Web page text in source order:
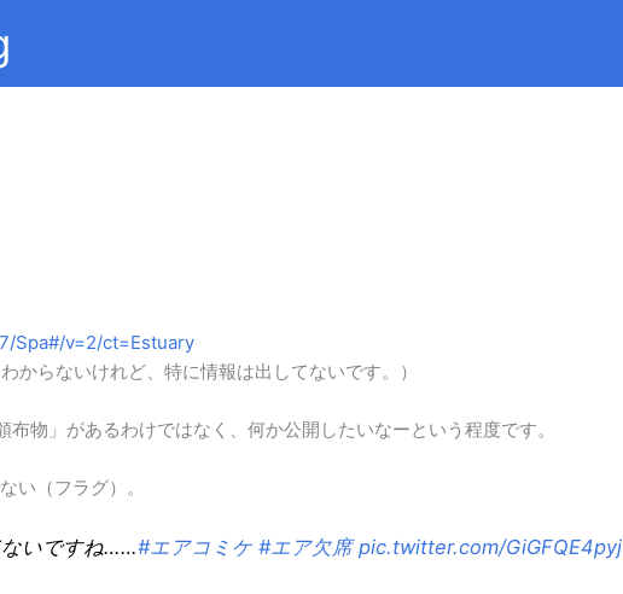
Spa#/v=2/ct=Estuary
からないけれど、特に情報は出してないです。）
物」があるわけではなく、何か公開したいなーという程度です。
い（フラグ）。
ないですね……#エアコミケ #エア欠席 pic.twitter.com/GiGFQE4pyj